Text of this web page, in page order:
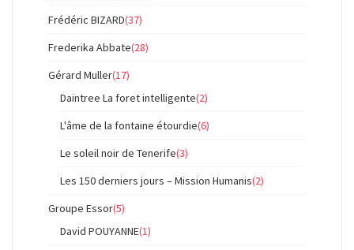
Frédéric BIZARD(37)
Frederika Abbate(28)
Gérard Muller(17)
Daintree La foret intelligente(2)
L'âme de la fontaine étourdie(6)
Le soleil noir de Tenerife(3)
Les 150 derniers jours – Mission Humanis(2)
Groupe Essor(5)
David POUYANNE(1)